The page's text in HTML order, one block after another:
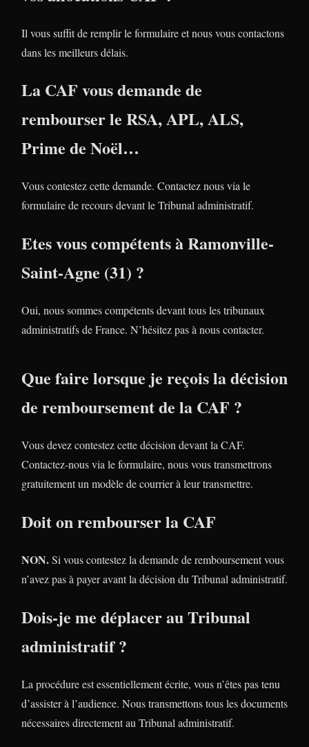
Il vous suffit de remplir le formulaire et nous vous contactons
dans les meilleurs délais.
La CAF vous demande de
rembourser le RSA, APL, ALS,
Prime de Noël…
Vous contestez cette demande. Contactez nous via le
formulaire de recours devant le Tribunal administratif.
Etes vous compétents à Ramonville-
Saint-Agne (31) ?
Oui, nous sommes compétents devant tous les tribunaux
administratifs de France. N’hésitez pas à nous contacter.
Que faire lorsque je reçois la décision
de remboursement de la CAF ?
Vous devez contestez cette décision devant la CAF.
Contactez-nous via le formulaire, nous vous transmettrons
gratuitement un modèle de courrier à leur transmettre.
Doit on rembourser la CAF
NON.Si vous contestez la demande de remboursement vous
n’avez pas à payer avant la décision du Tribunal administratif.
Dois-je me déplacer au Tribunal
administratif ?
La procédure est essentiellement écrite, vous n’êtes pas tenu
d’assister à l’audience. Nous transmettons tous les documents
nécessaires directement au Tribunal administratif.